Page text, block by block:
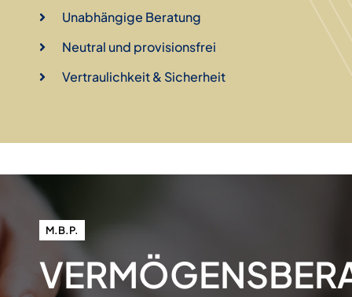
Unabhängige Beratung
Neutral und provisionsfrei
Vertraulichkeit & Sicherheit
M.B.P.